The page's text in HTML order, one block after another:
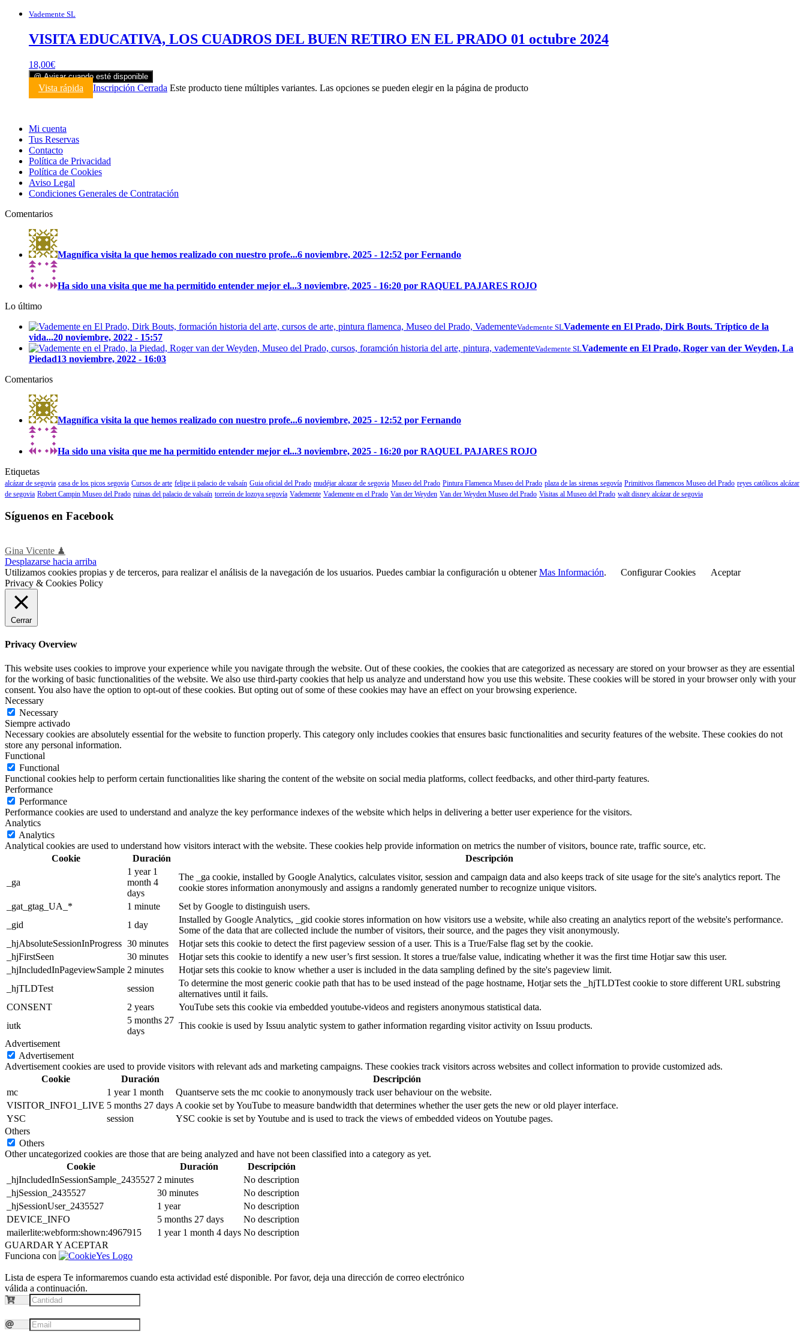
Vademente SL
VISITA EDUCATIVA, LOS CUADROS DEL BUEN RETIRO EN EL PRADO 01 octubre 2024
18,00€
@ Avisar cuando esté disponible
Vista rápida Inscripción Cerrada Este producto tiene múltiples variantes. Las opciones se pueden elegir en la página de producto
Mi cuenta
Tus Reservas
Contacto
Política de Privacidad
Política de Cookies
Aviso Legal
Condiciones Generales de Contratación
Comentarios
Magnífica visita la que hemos realizado con nuestro profe...6 noviembre, 2025 - 12:52 por Fernando
Ha sido una visita que me ha permitido entender mejor el...3 noviembre, 2025 - 16:20 por RAQUEL PAJARES ROJO
Lo último
Vademente SLVademente en El Prado, Dirk Bouts. Tríptico de la
vida...20 noviembre, 2022 - 15:57
Vademente SLVademente en El Prado, Roger van der Weyden, La
Piedad13 noviembre, 2022 - 16:03
Comentarios
Magnífica visita la que hemos realizado con nuestro profe...6 noviembre, 2025 - 12:52 por Fernando
Ha sido una visita que me ha permitido entender mejor el...3 noviembre, 2025 - 16:20 por RAQUEL PAJARES ROJO
Etiquetas
alcázar de segovia casa de los picos segovia Cursos de arte felipe ii palacio de valsaín Guia oficial del Prado mudéjar alcazar de segovia Museo del Prado Pintura Flamenca Museo del Prado plaza de las sirenas segovía Primitivos flamencos Museo del Prado reyes católicos alcázar
de segovia Robert Campin Museo del Prado ruinas del palacio de valsaín torreón de lozoya segovía Vademente Vademente en el Prado Van der Weyden Van der Weyden Museo del Prado Visitas al Museo del Prado walt disney alcázar de segovia
Síguenos en Facebook
Gina Vicente ♟
Desplazarse hacia arriba
Utilizamos cookies propias y de terceros, para realizar el análisis de la navegación de los usuarios. Puedes cambiar la configuración u obtenerMas Información. Configurar Cookies
Aceptar
Privacy & Cookies Policy
Cerrar
Privacy Overview
This website uses cookies to improve your experience while you navigate through the website. Out of these cookies, the cookies that are categorized as necessary are stored on your browser as they are essential
for the working of basic functionalities of the website. We also use third-party cookies that help us analyze and understand how you use this website. These cookies will be stored in your browser only with your
consent. You also have the option to opt-out of these cookies. But opting out of some of these cookies may have an effect on your browsing experience.
Necessary
Necessary
Siempre activado
Necessary cookies are absolutely essential for the website to function properly. This category only includes cookies that ensures basic functionalities and security features of the website. These cookies do not
store any personal information.
Functional
Functional
Functional cookies help to perform certain functionalities like sharing the content of the website on social media platforms, collect feedbacks, and other third-party features.
Performance
Performance
Performance cookies are used to understand and analyze the key performance indexes of the website which helps in delivering a better user experience for the visitors.
Analytics
Analytics
Analytical cookies are used to understand how visitors interact with the website. These cookies help provide information on metrics the number of visitors, bounce rate, traffic source, etc.
Cookie
Duración Descripción
_ga
1 year 1
month 4
days
The _ga cookie, installed by Google Analytics, calculates visitor, session and campaign data and also keeps track of site usage for the site's analytics report. The
cookie stores information anonymously and assigns a randomly generated number to recognize unique visitors.
_gat_gtag_UA_*
1 minute
Set by Google to distinguish users.
_gid
1 day
Installed by Google Analytics, _gid cookie stores information on how visitors use a website, while also creating an analytics report of the website's performance.
Some of the data that are collected include the number of visitors, their source, and the pages they visit anonymously.
_hjAbsoluteSessionInProgress 30 minutes
Hotjar sets this cookie to detect the first pageview session of a user. This is a True/False flag set by the cookie.
_hjFirstSeen
30 minutes
Hotjar sets this cookie to identify a new user’s first session. It stores a true/false value, indicating whether it was the first time Hotjar saw this user.
_hjIncludedInPageviewSample 2 minutes
Hotjar sets this cookie to know whether a user is included in the data sampling defined by the site's pageview limit.
_hjTLDTest
session
To determine the most generic cookie path that has to be used instead of the page hostname, Hotjar sets the _hjTLDTest cookie to store different URL substring
alternatives until it fails.
CONSENT
2 years
YouTube sets this cookie via embedded youtube-videos and registers anonymous statistical data.
iutk
5 months 27
days
This cookie is used by Issuu analytic system to gather information regarding visitor activity on Issuu products.
Advertisement
Advertisement
Advertisement cookies are used to provide visitors with relevant ads and marketing campaigns. These cookies track visitors across websites and collect information to provide customized ads.
Cookie
Duración
Descripción
mc
1 year 1 month
Quantserve sets the mc cookie to anonymously track user behaviour on the website.
VISITOR_INFO1_LIVE 5 months 27 days A cookie set by YouTube to measure bandwidth that determines whether the user gets the new or old player interface.
YSC
session
YSC cookie is set by Youtube and is used to track the views of embedded videos on Youtube pages.
Others
Others
Other uncategorized cookies are those that are being analyzed and have not been classified into a category as yet.
Cookie
Duración
Descripción
_hjIncludedInSessionSample_2435527 2 minutes
No description
_hjSession_2435527
30 minutes
No description
_hjSessionUser_2435527
1 year
No description
DEVICE_INFO
5 months 27 days
No description
mailerlite:webform:shown:4967915
1 year 1 month 4 days No description
GUARDAR Y ACEPTAR
Funciona con
Lista de espera Te informaremos cuando esta actividad esté disponible. Por favor, deja una dirección de correo electrónico
válida a continuación.